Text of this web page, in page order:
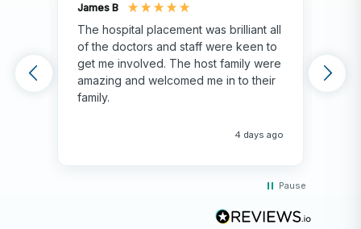
James B
The hospital placement was brilliant all
of the doctors and staff were keen to
get me involved. The host family were
amazing and welcomed me in to their
family.
4 days ago
Pause